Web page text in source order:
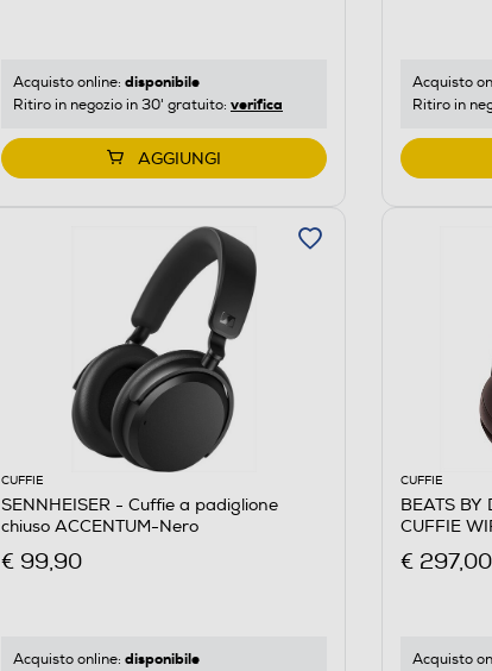
Acquisto online: disponibile
Ritiro in negozio in 30' gratuito: verifica
AGGIUNGI
Acquisto
Ritiro in
CUFFIE
SENNHEISER - Cuffie a padiglione
chiuso ACCENTUM-Nero
€ 99,90
Acquisto online: disponibile
CUFFIE
BEATS BY
CUFFIE
€ 297,00
Acquisto